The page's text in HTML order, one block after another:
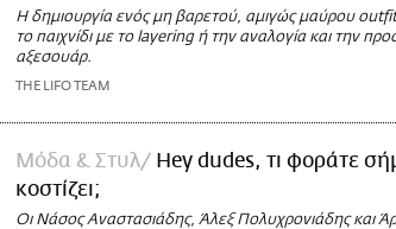
Η δημιουργία ενός μη βαρετού, αμιγώς μαύρου outfit
το παιχνίδι με το layering ή την αναλογία και την
αξεσουάρ.
THE LIFO TEAM
Μόδα & Στυλ
Hey dudes, τι φοράτε
κοστίζει;
Οι Νάσος Αναστασιάδης, Άλεξ Πολυχρονιάδης και